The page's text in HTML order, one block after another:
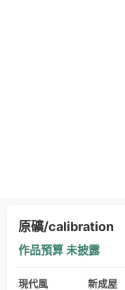
原礦/calibration
作品預算 未披露
現代風 新成屋